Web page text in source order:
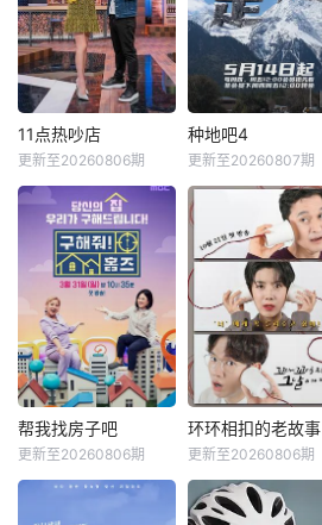
11点热吵店
更新至20260806期
种地吧4
更新至20260807期
帮我找房子吧
更新至20260806期
环环相扣的老故事
更新至20260806期